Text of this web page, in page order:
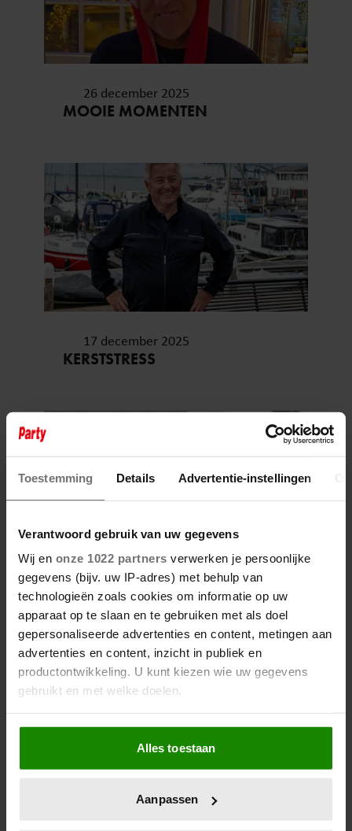
Toestemming Details Advertentie-instellingen
Verantwoord gebruik van uw gegevens
Wij en onze 1022 partners verwerken je persoonlijke
gegevens (bijv. uw IP-adres) met behulp van
technologieën zoals cookies om informatie op uw
apparaat op te slaan en te gebruiken met als doel
gepersonaliseerde advertenties en content, metingen aan
advertenties en content, inzicht in publiek en
productontwikkeling. U kunt kiezen wie uw gegevens
gebruikt en met welke doelen.
Als u het toestaat, willen we ook graag:
Informatie verzamelen over uw geografische
locatie, die tot een paar meter nauwkeurig kan zijn
scannen op specifieke eigenschappen (fingerprinting)
Alles toestaan
Aanpassen
26 december 2025
MOOIE MOMENTEN
17 december 2025
KERSTSTRESS
27 november 2025
VERDRIETIG VERLIES